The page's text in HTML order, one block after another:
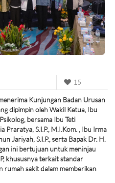
15
Kunjungan Badan Urusan
dipimpin oleh Wakil Ketua, Ibu
bersama Ibu Teti
Praratya, S.I.P., M.I.Kom. , Ibu Irma
Jariyah, S.I.P., serta Bapak Dr. H.
ini bertujuan untuk meninjau
khususnya terkait standar
rumah sakit dalam memberikan